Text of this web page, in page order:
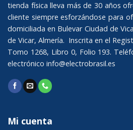
tienda física lleva más de 30 años
cliente siempre esforzándose para
domiciliada en Bulevar Ciudad de
de Vicar, Almería. Inscrita en el
Tomo 1268, Libro 0, Folio 193.
electrónico info@electrobrasil.es
Mi cuenta